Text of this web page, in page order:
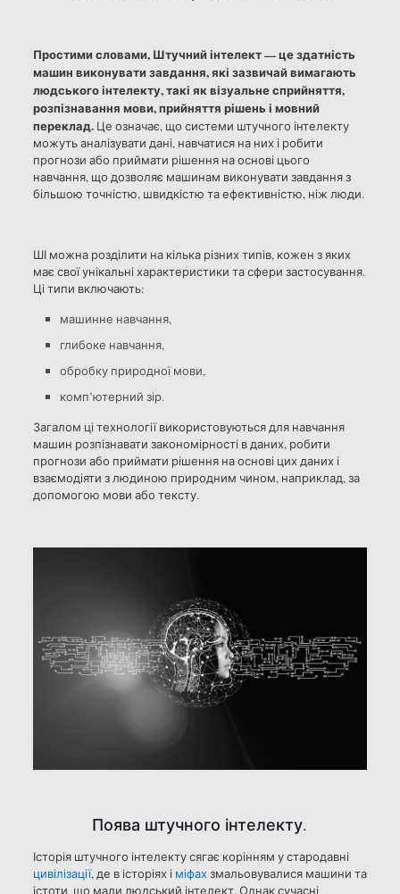
Простими словами, Штучний інтелект — це здатність
машин виконувати завдання, які зазвичай вимагають
людського інтелекту, такі як візуальне сприйняття,
розпізнавання мови, прийняття рішень і мовний
переклад.Це означає, що системи штучного інтелекту
можуть аналізувати дані, навчатися на них і робити
прогнози або приймати рішення на основі цього
навчання, що дозволяє машинам виконувати завдання з
більшою точністю, швидкістю та ефективністю, ніж люди.
ШІ можна розділити на кілька різних типів, кожен з яких
має свої унікальні характеристики та сфери застосування.
Ці типи включають:
машинне навчання,
глибоке навчання,
обробку природної мови,
комп’ютерний зір.
Загалом ці технології використовуються для навчання
машин розпізнавати закономірності в даних, робити
прогнози або приймати рішення на основі цих даних і
взаємодіяти з людиною природним чином, наприклад, за
допомогою мови або тексту.
Поява штучного інтелекту.
Історія штучного інтелекту сягає корінням у стародавні
цивілізації, де в історіях і міфахзмальовувалися машини та
істоти, що мали людський інтелект. Однак сучасні